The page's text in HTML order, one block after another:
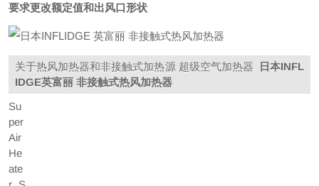
要求更改额定值和出风口形状
关于热风加热器和非接触式加热源 超级空气加热器 日本INFL
IDGE英富丽 非接触式热风加热器
Su
per
Air
He
ate